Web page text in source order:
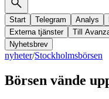
Start Telegram Analys
Externa tjänster
Till
Nyhetsbrev
nyheter/Stockholmsbörsen
Börsen vände